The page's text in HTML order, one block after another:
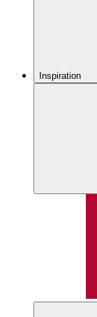
Inspiration